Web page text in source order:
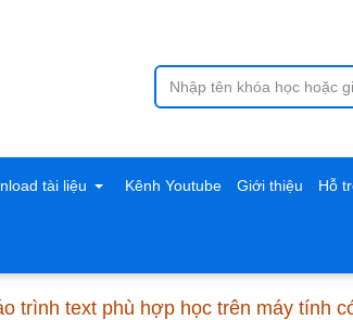
tài liệu Kênh Youtube Giới thiệu Hỗ
trình text phù hợp học trên máy tính